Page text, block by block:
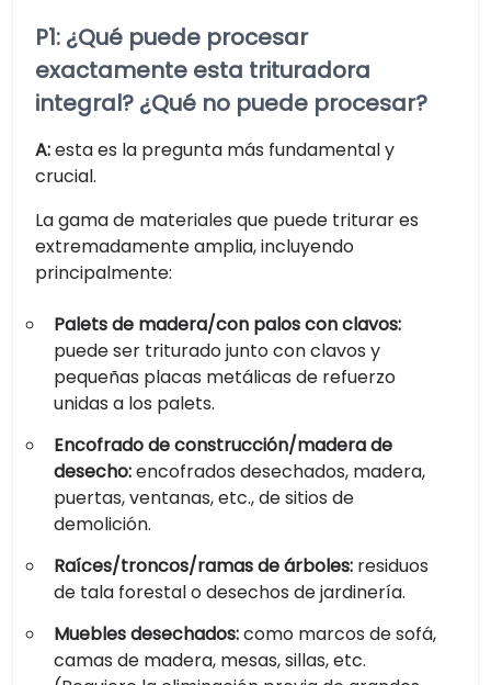
P1: ¿Qué puede procesar
exactamente esta trituradora
integral? ¿Qué no puede procesar?
A:esta es la pregunta más fundamental y
crucial.
La gama de materiales que puede triturar es
extremadamente amplia, incluyendo
principalmente:
Palets de madera/con palos con clavos:
puede ser triturado junto con clavos y
pequeñas placas metálicas de refuerzo
unidas a los palets.
Encofrado de construcción/madera de
desecho:encofrados desechados, madera,
puertas, ventanas, etc., de sitios de
demolición.
Raíces/troncos/ramas de árboles: residuos
de tala forestal o desechos de jardinería.
Muebles desechados:como marcos de sofá,
camas de madera, mesas, sillas, etc.